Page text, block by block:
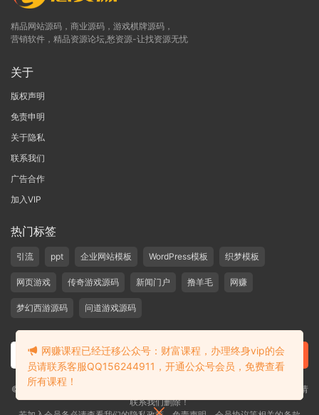
精品网站源码，商业源码，游戏棋牌源码，
营销软件，精品资源论坛,愁资源-让找资源无忧
关于
版权声明
免责申明
关于隐私
联系我们
广告合作
加入VIP
热门标签
引流 ppt 企业网站模板 WordPress模板 织梦模板
网页游戏 传奇游戏源码 新闻门户 撸羊毛 网赚
梦幻西游源码 问道游戏源码
©2019-2020 愁资源 站内大部分资源收集于网络，若侵犯了您的合法权益，请
联系我们删除！
网赚课程已经迁移公众号：财富课程，办理终身vip的会
员请联系客服QQ156244911，开通公众号会员，免费查看
所有课程！